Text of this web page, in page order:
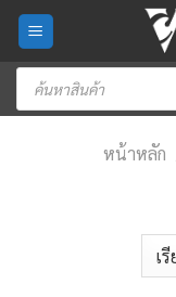
Skip
content
Products
search
หน้าหลัก